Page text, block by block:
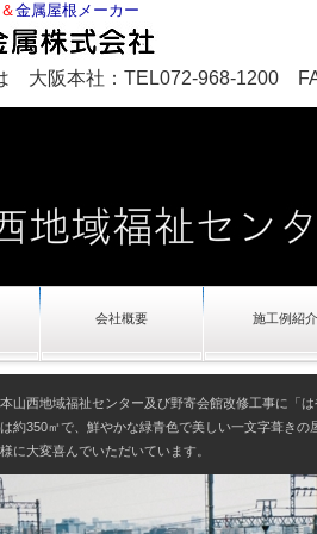
＆金属屋根メーカー
大阪本社：TEL072-968-1200
会社概要 施工例紹介
山西地域福祉センター及び野寄会館改修工事に「
約350㎡で、鮮やかな緑青色で美しい一文字葺き
に大変喜んでいただいています。